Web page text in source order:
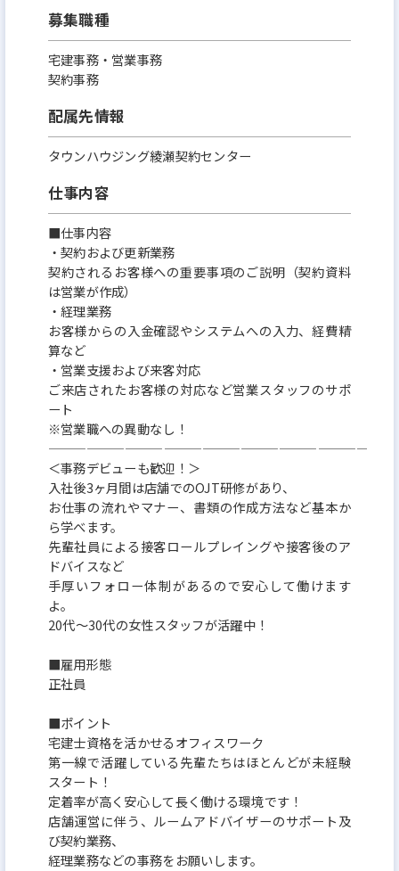
募集職種
宅建事務・営業事務
契約事務
配属先情報
タウンハウジング綾瀬契約センター
仕事内容
■仕事内容
・契約および更新業務
契約されるお客様への重要事項のご説明（契約資料
は営業が作成）
・経理業務
お客様からの入金確認やシステムへの入力、経費精
算など
・営業支援および来客対応
ご来店されたお客様の対応など営業スタッフのサポ
ート
※営業職への異動なし！
＜事務デビューも歓迎！＞
入社後3ヶ月間は店舗でのOJT研修があり、
お仕事の流れやマナー、書類の作成方法など基本か
ら学べます。
先輩社員による接客ロールプレイングや接客後のア
ドバイスなど
手厚いフォロー体制があるので安心して働けます
よ。
20代〜30代の女性スタッフが活躍中！
■雇用形態
正社員
■ポイント
宅建士資格を活かせるオフィスワーク
第一線で活躍している先輩たちはほとんどが未経験
スタート！
定着率が高く安心して長く働ける環境です！
店舗運営に伴う、ルームアドバイザーのサポート及
び契約業務、
経理業務などの事務をお願いします。